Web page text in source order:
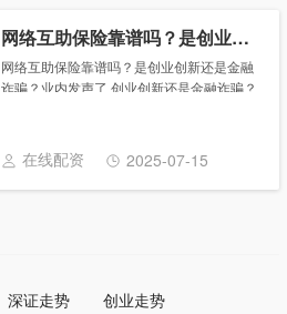
网络互助保险靠谱吗？是创业创新还是金融诈骗？业内发声了
网络互助保险靠谱吗？是创业创新还是金融
诈骗？业内发声了 创业创新还是金融诈骗？
万元保障”“出一碗牛肉粉的钱，得到......
在线配资 2025-07-15
深证走势 创业走势